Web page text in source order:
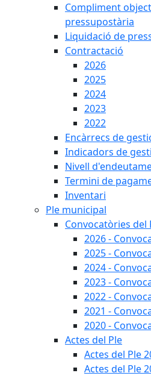
Compliment
pressupostària
Liquidació de
Contractació
2026
2025
2024
2023
2022
Encàrrecs de
Indicadors de
Nivell
Termini de
Inventari
Ple municipal
Convocatòries del
2026 -
2025 -
2024 -
2023 -
2022 -
2021 -
2020 -
Actes del Ple
Actes del Ple
Actes del Ple